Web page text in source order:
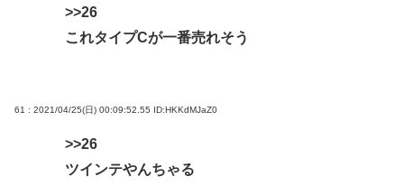
>>26
これタイプCが一番売れそう
61 : 2021/04/25(日) 00:09:52.55 ID:HKKdMJaZ0
>>26
ツインテやんちゃる